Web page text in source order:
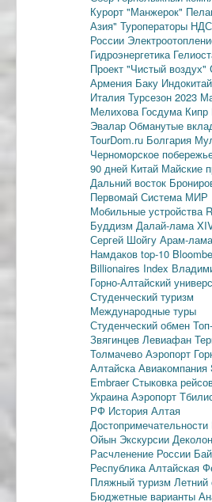
Курорт "Манжерок"
Азия" Туроператоры НДС
России
Гидроэнергетика
Проект "Чистый воздух"
Армения Баку Индокитай
Италия Турсезон 2023
Мелихова Госдума Кипр
Эвалар Обманутые
TourDom.ru Болгария
Черноморское
90 дней Китай Майские
Дальний восток
Первомай Система МИР
Мобильные устройства
Буддизм Далай-лама
Сергей Шойгу Арам-лама
Намдаков top-10
Billionaires Index
Горно-Алтайский
Студенческий туризм
Международные туры
Студенческий обмен
Звягинцев Левиафан
Толмачево Аэропорт
Алтайска Авиакомпания
EmbraerСтыковка
Украина Аэропорт
РФ История Алтая
Достопримечательности
Ойын Экскурсии
Расчленение России
Республика Алтайская
Пляжный туризм Летний
Бюджетные варианты